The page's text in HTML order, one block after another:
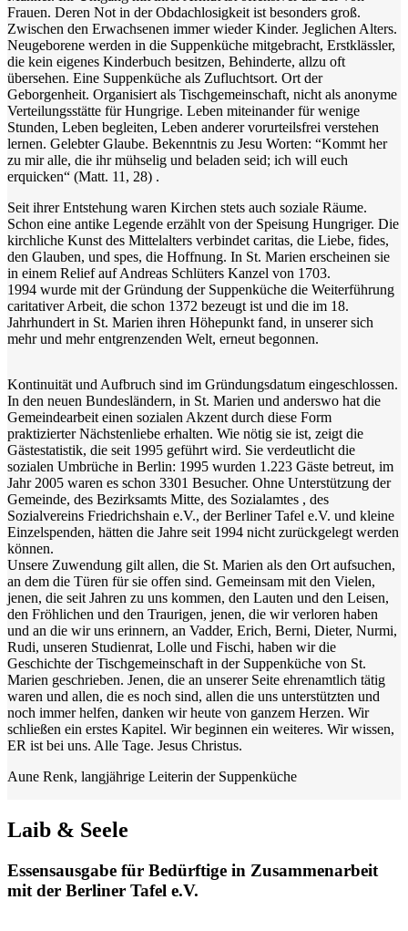
Frauen. Deren Not in der Obdachlosigkeit ist besonders groß.
Zwischen den Erwachsenen immer wieder Kinder. Jeglichen Alters.
Neugeborene werden in die Suppenküche mitgebracht, Erstklässler,
die kein eigenes Kinderbuch besitzen, Behinderte, allzu oft
übersehen. Eine Suppenküche als Zufluchtsort. Ort der
Geborgenheit. Organisiert als Tischgemeinschaft, nicht als anonyme
Verteilungsstätte für Hungrige. Leben miteinander für wenige
Stunden, Leben begleiten, Leben anderer vorurteilsfrei verstehen
lernen. Gelebter Glaube. Bekenntnis zu Jesu Worten: “Kommt her
zu mir alle, die ihr mühselig und beladen seid; ich will euch
erquicken“ (Matt. 11, 28) .
Seit ihrer Entstehung waren Kirchen stets auch soziale Räume.
Schon eine antike Legende erzählt von der Speisung Hungriger. Die
kirchliche Kunst des Mittelalters verbindet caritas, die Liebe, fides,
den Glauben, und spes, die Hoffnung. In St. Marien erscheinen sie
in einem Relief auf Andreas Schlüters Kanzel von 1703.
1994 wurde mit der Gründung der Suppenküche die Weiterführung
caritativer Arbeit, die schon 1372 bezeugt ist und die im 18.
Jahrhundert in St. Marien ihren Höhepunkt fand, in unserer sich
mehr und mehr entgrenzenden Welt, erneut begonnen.
Kontinuität und Aufbruch sind im Gründungsdatum eingeschlossen.
In den neuen Bundesländern, in St. Marien und anderswo hat die
Gemeindearbeit einen sozialen Akzent durch diese Form
praktizierter Nächstenliebe erhalten. Wie nötig sie ist, zeigt die
Gästestatistik, die seit 1995 geführt wird. Sie verdeutlicht die
sozialen Umbrüche in Berlin: 1995 wurden 1.223 Gäste betreut, im
Jahr 2005 waren es schon 3301 Besucher. Ohne Unterstützung der
Gemeinde, des Bezirksamts Mitte, des Sozialamtes , des
Sozialvereins Friedrichshain e.V., der Berliner Tafel e.V. und kleine
Einzelspenden, hätten die Jahre seit 1994 nicht zurückgelegt werden
können.
Unsere Zuwendung gilt allen, die St. Marien als den Ort aufsuchen,
an dem die Türen für sie offen sind. Gemeinsam mit den Vielen,
jenen, die seit Jahren zu uns kommen, den Lauten und den Leisen,
den Fröhlichen und den Traurigen, jenen, die wir verloren haben
und an die wir uns erinnern, an Vadder, Erich, Berni, Dieter, Nurmi,
Rudi, unseren Studienrat, Lolle und Fischi, haben wir die
Geschichte der Tischgemeinschaft in der Suppenküche von St.
Marien geschrieben. Jenen, die an unserer Seite ehrenamtlich tätig
waren und allen, die es noch sind, allen die uns unterstützten und
noch immer helfen, danken wir heute von ganzem Herzen. Wir
schließen ein erstes Kapitel. Wir beginnen ein weiteres. Wir wissen,
ER ist bei uns. Alle Tage. Jesus Christus.
Aune Renk, langjährige Leiterin der Suppenküche
Laib & Seele
Essensausgabe für Bedürftige in Zusammenarbeit
mit der Berliner Tafel e.V.